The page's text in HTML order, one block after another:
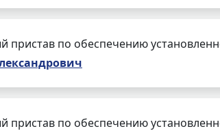
по обеспечению
по обеспечению